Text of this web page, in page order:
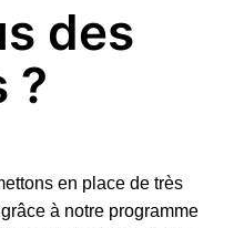
des
?
en place de très
à notre programme